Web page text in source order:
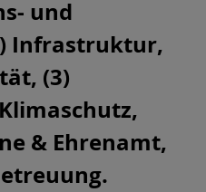
und
Infrastruktur,
(3)
& Ehrenamt,